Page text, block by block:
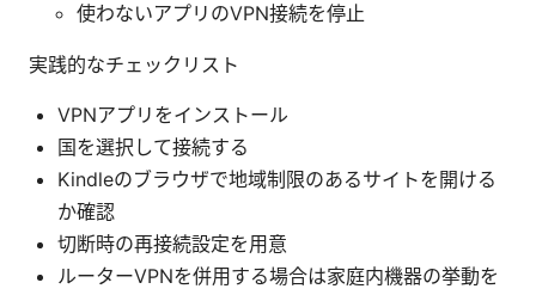
使わないアプリのVPN接続を停止
実践的なチェックリスト
VPNアプリをインストール
国を選択して接続する
Kindleのブラウザで地域制限のあるサイトを開ける
か確認
切断時の再接続設定を用意
ルーターVPNを併用する場合は家庭内機器の挙動を